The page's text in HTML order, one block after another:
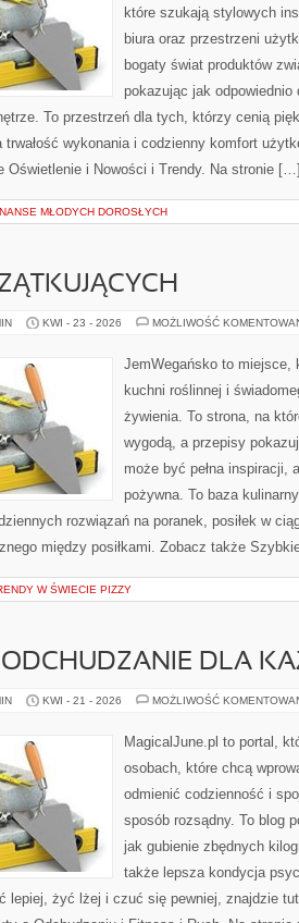
które szukają stylowych
biura oraz przestrzeni
bogaty świat produktów
pokazując jak odpowiednio
To przestrzeń dla tych, którzy cenią
trwałość wykonania i codzienny komfort
Oświetlenie i Nowości i Trendy. Na stronie
MŁODYCH DOROSŁYCH
KWI - 23 - 2026 MOŻLIWOŚĆ
JemWegańsko to miejsce,
kuchni roślinnej i
żywienia. To strona, na
wygodą, a przepisy
może być pełna inspiracji,
pożywna. To baza
rozwiązań na poranek, posiłek w
między posiłkami. Zobacz także
W ŚWIECIE PIZZY
DLA
KWI - 21 - 2026 MOŻLIWOŚĆ
MagicalJune.pl to portal,
osobach, które chcą
odmienić codzienność i
sposób rozsądny. To blog
jak gubienie zbędnych
także lepsza kondycja
lepiej, żyć lżej i czuć się pewniej, znajdzie